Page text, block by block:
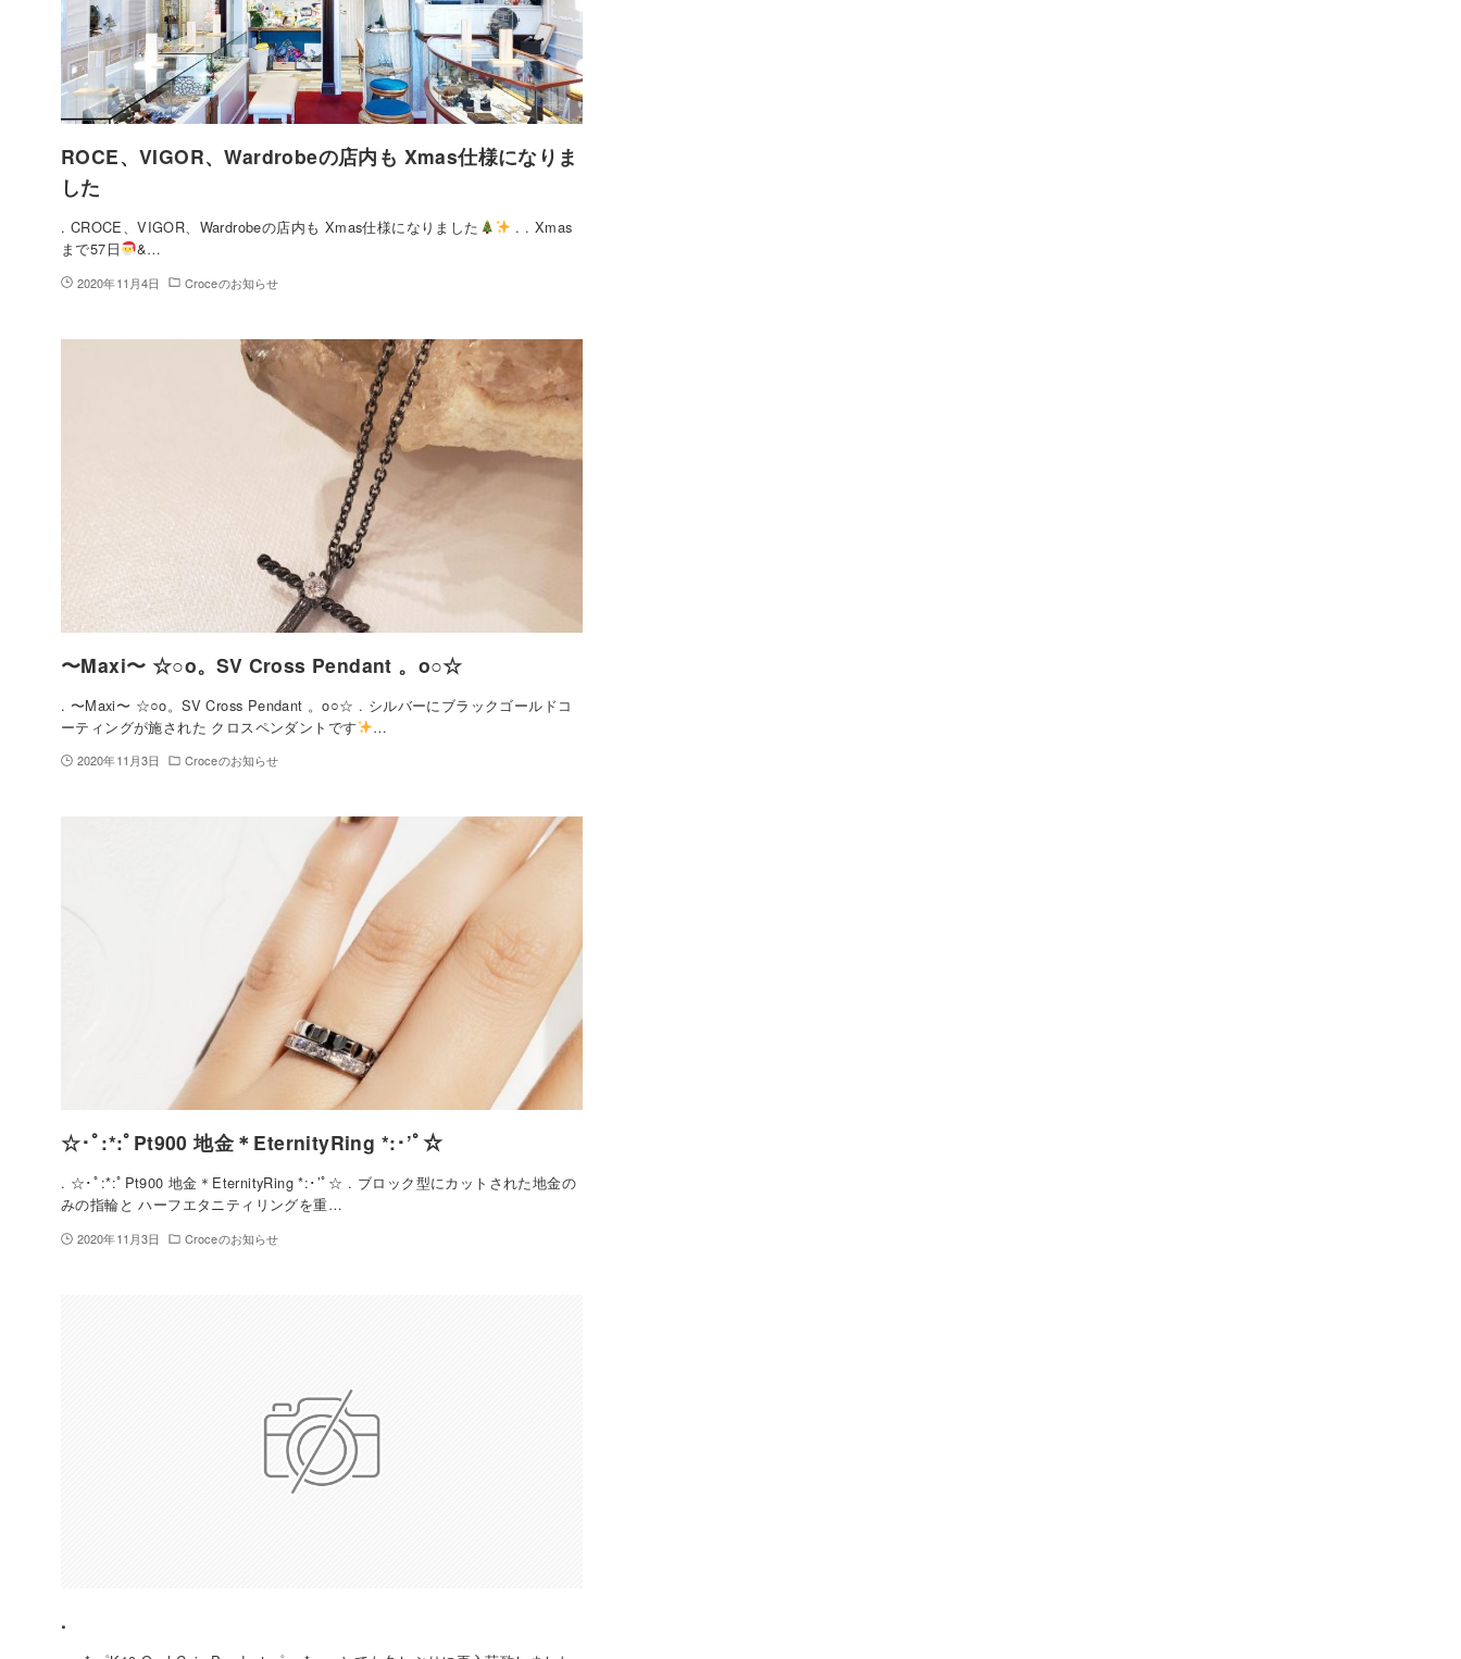
ROCE、VIGOR、Wardrobeの店内も Xmas仕様になりま
した
. CROCE、VIGOR、Wardrobeの店内も Xmas仕様になりました
. . Xmas
まで57日
&…
2020年11月4日 Croceのお知らせ
〜Maxi〜 ☆○o。SV Cross Pendant 。o○☆
. 〜Maxi〜 ☆○o。SV Cross Pendant 。o○☆ . シルバーにブラックゴールドコ
ーティングが施された クロスペンダントです
…
2020年11月3日 Croceのお知らせ
☆･ﾟ:*:ﾟPt900 地金＊EternityRing *:･’ﾟ☆
. ☆･ﾟ:*:ﾟPt900 地金＊EternityRing *:･’ﾟ☆ . ブロック型にカットされた地金の
みの指輪と ハーフエタニティリングを重…
2020年11月3日 Croceのお知らせ
.